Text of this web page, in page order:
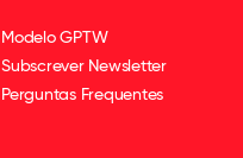
Modelo GPTW
Subscrever Newsletter
Perguntas Frequentes